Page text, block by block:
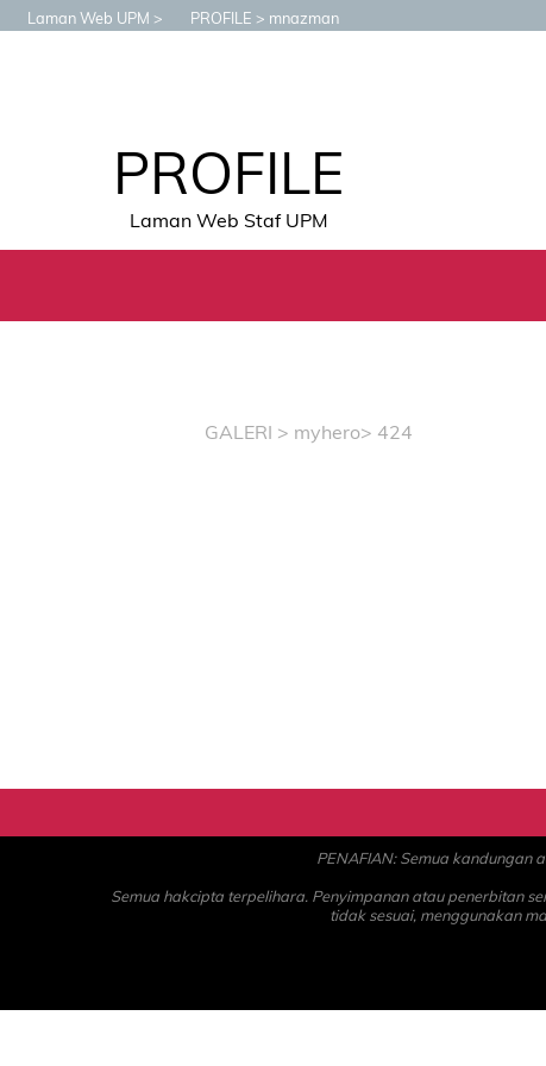
Laman Web UPM PROFILE mnazman
PROFILE
Laman Web Staf UPM
GALERI > myhero> 424
PENAFIAN: Semua
Semua hakcipta terpelihara. Penyimpanan atau penerbitan
tidak sesuai, menggunakan